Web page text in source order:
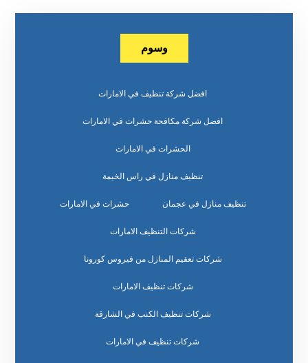
وسوم
افضل شركة تنظيف في الامارات
افضل شركة مكافحة حشرات في الامارات
الحشرات في الامارات
تنظيف منازل في راس الخيمة
تنظيف منازل في عجمان حشرات في الامارات
شركات التنظيف الامارات
شركات تعقيم المنازل من فيروس كورونا
شركات تنظيف الامارات
شركات تنظيف الكنب في الشارقة
شركات تنظيف في الامارات